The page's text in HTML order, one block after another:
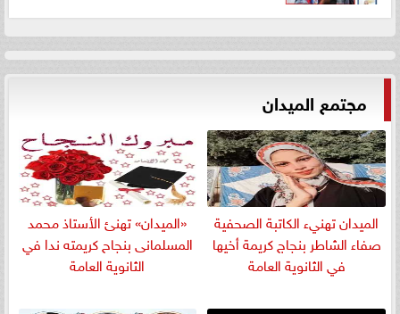
مجتمع الميدان
الميدان تهنيء الكاتبة الصحفية
صفاء الشاطر بنجاج كريمة أخيها
في الثانوية العامة
«الميدان» تهنئ الأستاذ محمد
المسلمانى بنجاح كريمته ندا في
الثانوية العامة